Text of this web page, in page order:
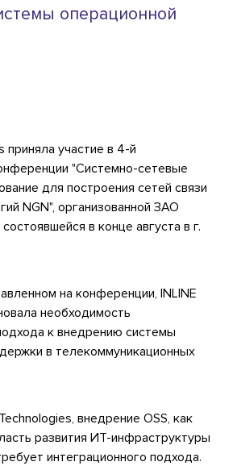
операционной
приняла участие в 4-й
"Системно-сетевые
для построения сетей связи
NGN", организованной ЗАО
в конце августа в г.
на конференции, INLINE
необходимость
к внедрению системы
в телекоммуникационных
внедрение OSS, как
развития ИТ-инфраструктуры
интеграционного подхода.